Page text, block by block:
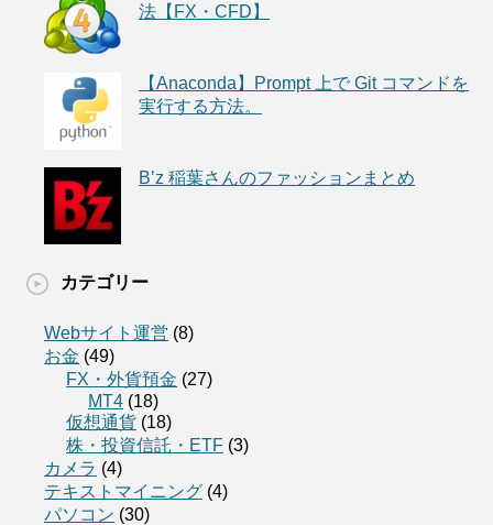
法【FX・CFD】
【Anaconda】Prompt 上で Git コマンドを
実行する方法。
B’z 稲葉さんのファッションまとめ
カテゴリー
Webサイト運営 (8)
お金 (49)
FX・外貨預金 (27)
MT4 (18)
仮想通貨 (18)
株・投資信託・ETF (3)
カメラ (4)
テキストマイニング (4)
パソコン (30)